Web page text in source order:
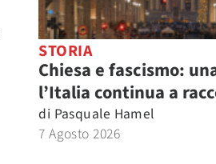
STORIA
Chiesa e fascismo:
l’Italia continua a
di Pasquale Hamel
7 Agosto 2026